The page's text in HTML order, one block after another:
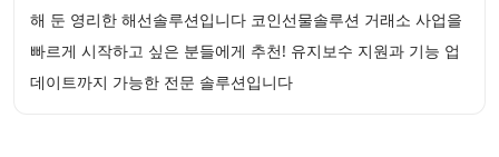
해 둔 영리한 해선솔루션입니다 코인선물솔루션 거래소 사업을
빠르게 시작하고 싶은 분들에게 추천! 유지보수 지원과 기능 업
데이트까지 가능한 전문 솔루션입니다